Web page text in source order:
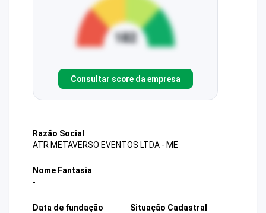
Consultar score da empresa
Razão Social
ATR METAVERSO EVENTOS LTDA - ME
Nome Fantasia
-
Data de fundação
Situação Cadastral